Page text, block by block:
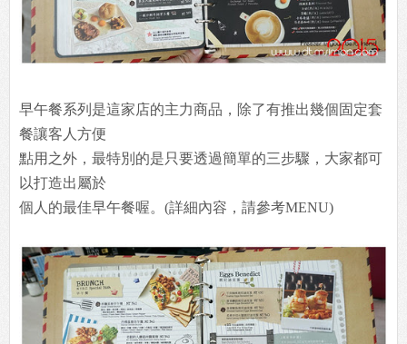
早午餐系列是這家店的主力商品，除了有推出幾個固定套
餐讓客人方便
點用之外，最特別的是只要透過簡單的三步驟，大家都可
以打造出屬於
個人的最佳早午餐喔。(詳細內容，請參考MENU)